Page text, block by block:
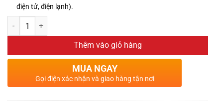
điện tử, điện lạnh).
Thêm vào giỏ hàng
MUA NGAY
Gọi điện xác nhận và giao hàng tận nơi